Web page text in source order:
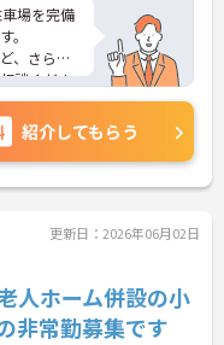
場を完備
。
、さらに
談くださ
紹介してもらう
更新日：2026年06月02日
人ホーム併設の小
非常勤募集です